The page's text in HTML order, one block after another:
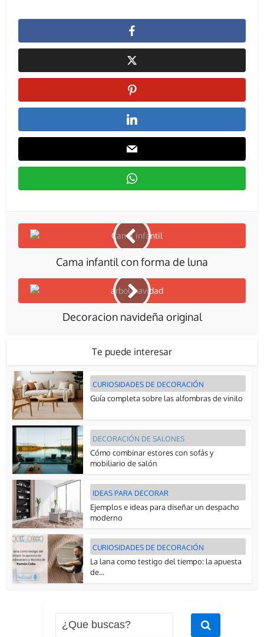
Cama infantil con forma de luna
Decoracion navideña original
Te puede interesar
CURIOSIDADES DE DECORACIÓN
Guía completa sobre las alfombras de vinilo
DECORACIÓN DE SALONES
Cómo combinar estores con sofás y
mobiliario de salón
IDEAS PARA DECORAR
Ejemplos e ideas para diseñar un despacho
moderno
CURIOSIDADES DE DECORACIÓN
La lana como testigo del tiempo: la apuesta
de...